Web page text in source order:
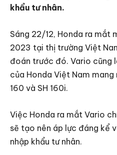
khẩu tư nhân.
Sáng 22/12, Honda ra mắt
2023 tại thị trường Việt
đoán trước đó. Vario cũng
của Honda Việt Nam mang
160 và SH 160i.
Việc Honda ra mắt Vario
sẽ tạo nên áp lực đáng kể
nhập khẩu tư nhân.